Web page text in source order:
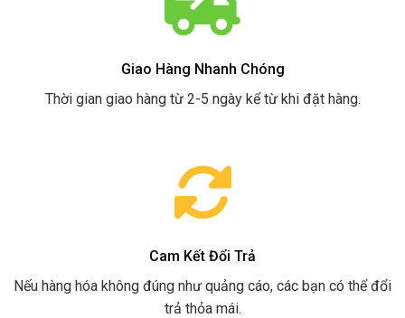
Giao Hàng Nhanh Chóng
Thời gian giao hàng từ 2-5 ngày kể từ khi đặt hàng.
Cam Kết Đổi Trả
Nếu hàng hóa không đúng như quảng cáo, các bạn có thể đổi
trả thỏa mái.